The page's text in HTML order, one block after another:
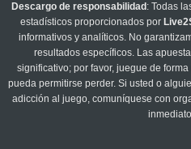
Descargo de responsabilidad : Todas
estadísticos proporcionados por
informativos y analíticos. No
resultados específicos. Las
significativo; por favor, juegue de
pueda permitirse perder. Si usted o
adicción al juego, comuníquese con